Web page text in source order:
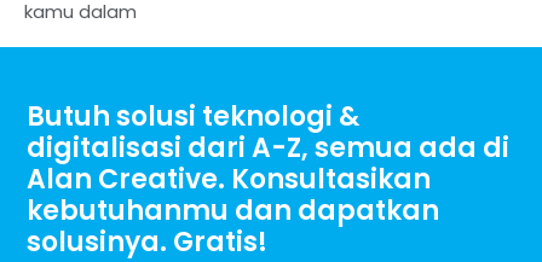
kamu dalam
Butuh solusi teknologi &
digitalisasi dari A-Z, semua ada di
Alan Creative. Konsultasikan
kebutuhanmu dan dapatkan
solusinya. Gratis!